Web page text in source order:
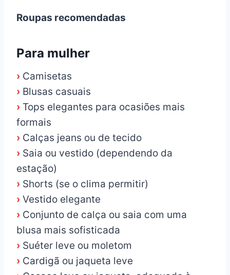
Roupas recomendadas
Para mulher
› Camisetas
› Blusas casuais
› Tops elegantes para ocasiões mais
formais
› Calças jeans ou de tecido
› Saia ou vestido (dependendo da
estação)
› Shorts (se o clima permitir)
› Vestido elegante
› Conjunto de calça ou saia com uma
blusa mais sofisticada
› Suéter leve ou moletom
› Cardigã ou jaqueta leve